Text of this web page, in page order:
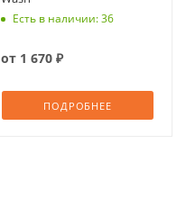
Есть в наличии: 36
от 1 670 ₽
ПОДРОБНЕЕ